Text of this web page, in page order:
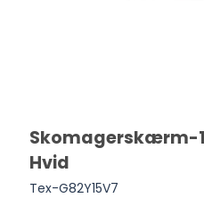
Skomagerskærm-
Hvid
Tex-G82Y15V7